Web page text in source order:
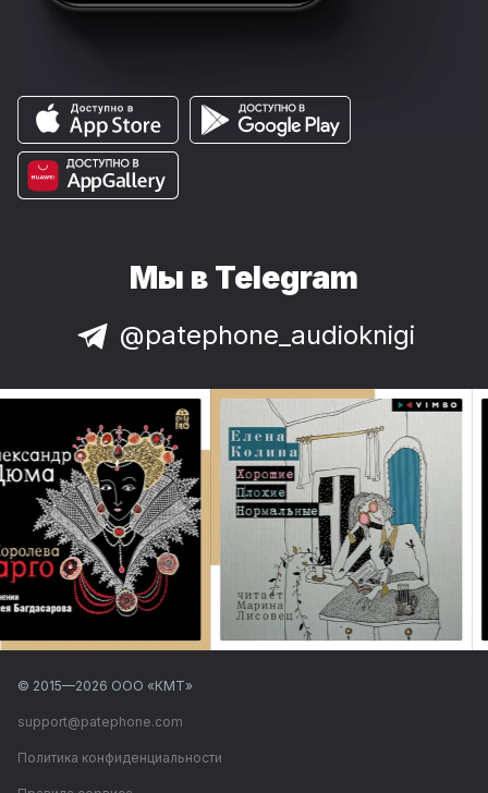
Мы в Telegram
@patephone_audioknigi
© 2015—2026 ООО «КМТ»
support@patephone.com
Политика конфиденциальности